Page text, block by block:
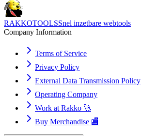
RAKKOTOOLSSnel inzetbare webtools
Company Information
Terms of Service
Privacy Policy
External Data Transmission Policy
Operating Company
Work at Rakko 🚀
Buy Merchandise 🏬